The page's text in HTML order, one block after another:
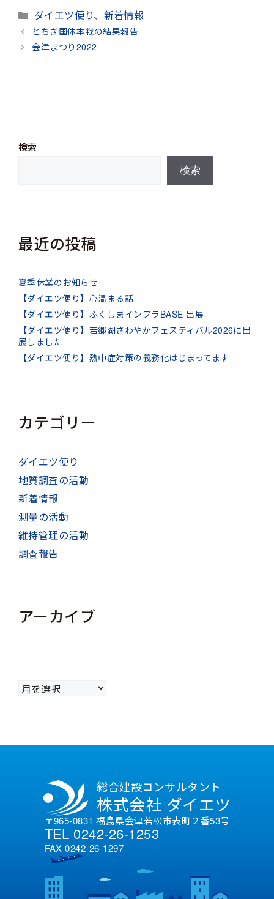
カ
テ
ゴ
ダイエツ便り、 新着情報
とちぎ国体本戦の結果報告
会津まつり2022
検索
検索
最近の投稿
夏季休業のお知らせ
【ダイエツ便り】心温まる話
【ダイエツ便り】ふくしまインフラBASE 出展
【ダイエツ便り】若郷湖さわやかフェスティバル2026に出
展しました
【ダイエツ便り】熱中症対策の義務化はじまってます
カテゴリー
ダイエツ便り
地質調査の活動
新着情報
測量の活動
維持管理の活動
調査報告
アーカイブ
ア
総合建設コンサルタント
株式会社 ダイエツ
〒965-0831 福島県会津若松市表町２番53号
TEL 0242-26-1253
FAX 0242-26-1297